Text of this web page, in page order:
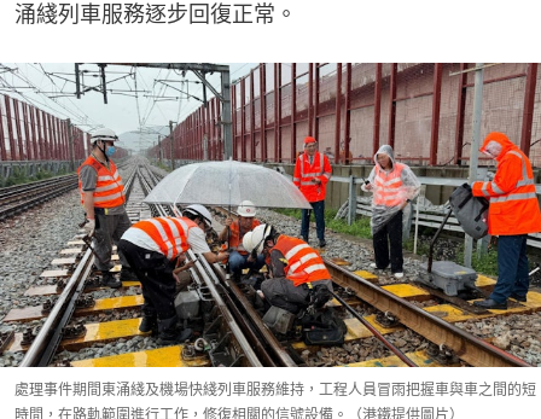
涌綫列車服務逐步回復正常。
處理事件期間東涌綫及機場快綫列車服務維持，工程人員冒雨把握車與車之間的短
時間，在路軌範圍進行工作，修復相關的信號設備。（港鐵提供圖片）